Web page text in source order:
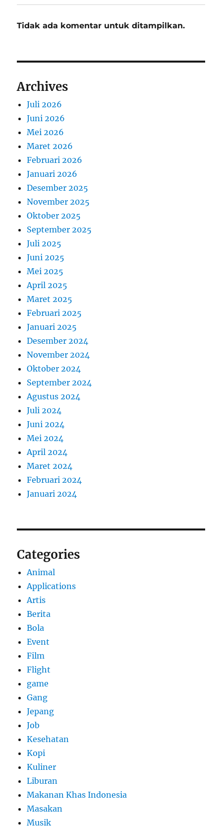
Tidak ada komentar untuk ditampilkan.
Archives
Juli 2026
Juni 2026
Mei 2026
Maret 2026
Februari 2026
Januari 2026
Desember 2025
November 2025
Oktober 2025
September 2025
Juli 2025
Juni 2025
Mei 2025
April 2025
Maret 2025
Februari 2025
Januari 2025
Desember 2024
November 2024
Oktober 2024
September 2024
Agustus 2024
Juli 2024
Juni 2024
Mei 2024
April 2024
Maret 2024
Februari 2024
Januari 2024
Categories
Animal
Applications
Artis
Berita
Bola
Event
Film
Flight
game
Gang
Jepang
Job
Kesehatan
Kopi
Kuliner
Liburan
Makanan Khas Indonesia
Masakan
Musik